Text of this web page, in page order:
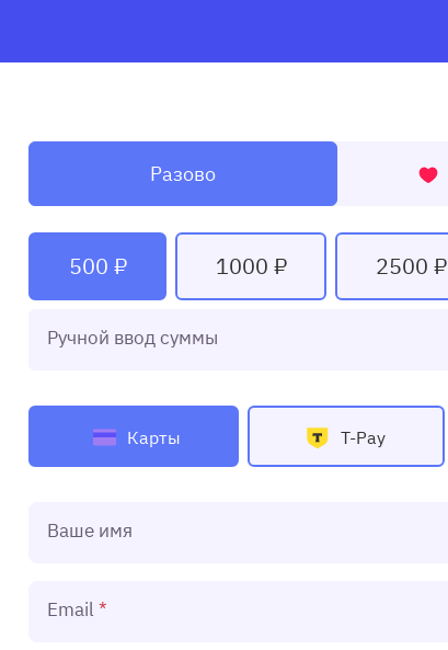
Разово
500 ₽ 1000 ₽ 2500 ₽
Ручной ввод суммы
Карты T-Pay
Ваше имя
Email